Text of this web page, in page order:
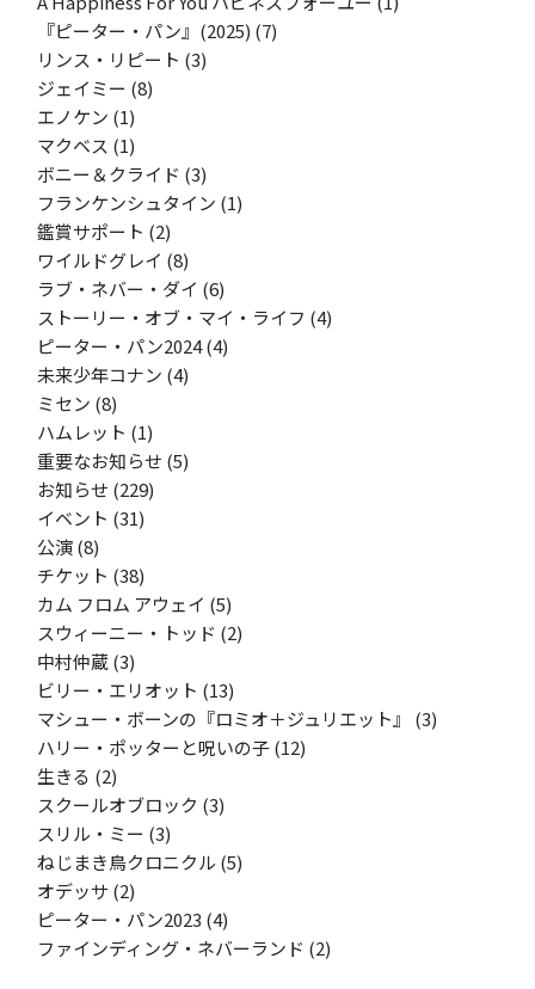
『ピーター・パン』(2025) (7)
リンス・リピート (3)
ジェイミー (8)
エノケン (1)
マクベス (1)
ボニー＆クライド (3)
フランケンシュタイン (1)
鑑賞サポート (2)
ワイルドグレイ (8)
ラブ・ネバー・ダイ (6)
ストーリー・オブ・マイ・ライフ (4)
ピーター・パン2024(4)
未来少年コナン (4)
ミセン (8)
ハムレット (1)
重要なお知らせ (5)
お知らせ (229)
イベント (31)
公演(8)
チケット (38)
カム フロム アウェイ (5)
スウィーニー・トッド (2)
中村仲蔵(3)
ビリー・エリオット (13)
マシュー・ボーンの『ロミオ＋ジュリエット』
(3)
ハリー・ポッターと呪いの子(12)
生きる (2)
スクールオブロック (3)
スリル・ミー (3)
ねじまき鳥クロニクル (5)
オデッサ (2)
ピーター・パン2023 (4)
ファインディング・ネバーランド (2)